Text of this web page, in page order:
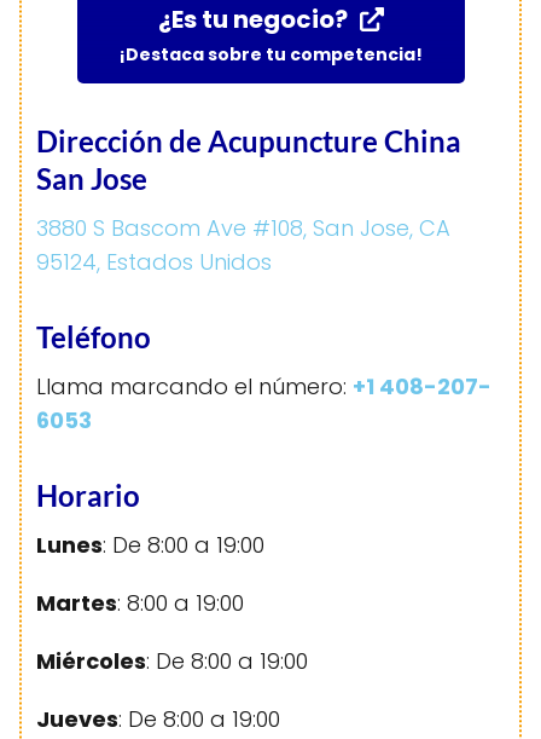
¿Es tu negocio?
¡Destaca sobre tu competencia!
Dirección de Acupuncture China
San Jose
3880 S Bascom Ave #108, San Jose, CA
95124, Estados Unidos
Teléfono
Llama marcando el número: +1 408-207-
6053
Horario
Lunes: De 8:00 a 19:00
Martes: 8:00 a 19:00
Miércoles: De 8:00 a 19:00
Jueves: De 8:00 a 19:00